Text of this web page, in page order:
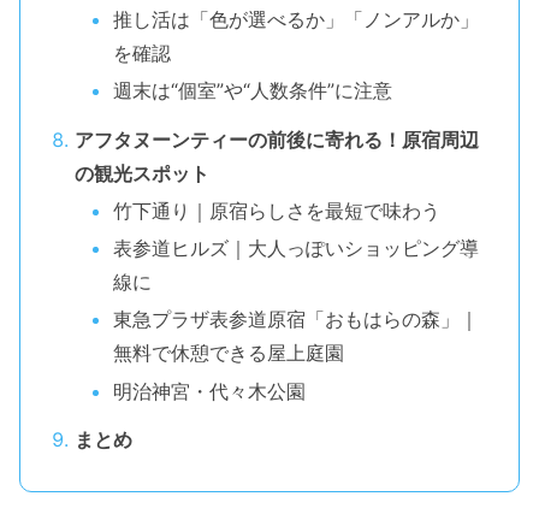
推し活は「色が選べるか」「ノンアルか」
を確認
週末は“個室”や“人数条件”に注意
アフタヌーンティーの前後に寄れる！原宿周辺
の観光スポット
竹下通り｜原宿らしさを最短で味わう
表参道ヒルズ｜大人っぽいショッピング導
線に
東急プラザ表参道原宿「おもはらの森」｜
無料で休憩できる屋上庭園
明治神宮・代々木公園
まとめ